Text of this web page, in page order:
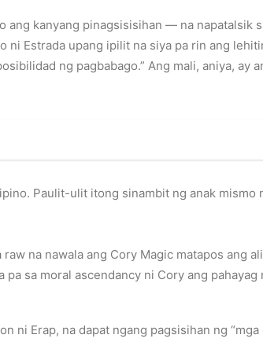
ang kanyang pinagsisisihan — na napatalsik
ni Estrada upang ipilit na siya pa rin ang
ng pagbabago.” Ang mali, aniya, ay
Paulit-ulit itong sinambit ng anak mismo
na nawala ang Cory Magic matapos ang
sa moral ascendancy ni Cory ang pahayag
ni Erap, na dapat ngang pagsisihan ng